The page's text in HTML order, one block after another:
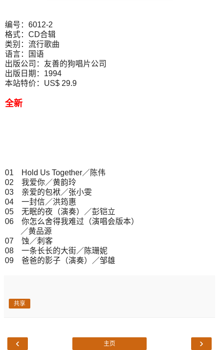
编号：6012-2
格式：CD合辑
类别：流行歌曲
语言：国语
出版公司：友善的狗唱片公司
出版日期：1994
本站特价：US$ 29.9
全新
01 Hold Us Together／陈伟
02 我爱你／黄韵玲
03 亲爱的包袱／张小雯
04 一封信／洪筠惠
05 无眠的夜（演奏）／彭铠立
06 你怎么舍得我难过（演唱会版本）
／黄品源
07 蚀／刺客
08 一条长长的大街／陈珊妮
09 爸爸的影子（演奏）／邹雄
共享
‹ ›
主页